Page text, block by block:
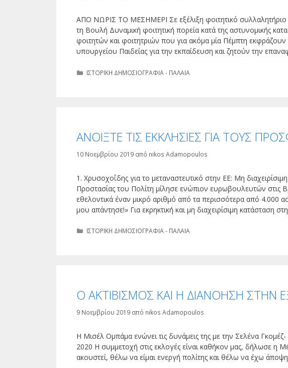
ΑΠΟ ΝΩΡΙΣ ΤΟ ΜΕΣΗΜΕΡΙ Σε εξέλιξη φοιτητικό
τη Βουλή Δυναμική φοιτητική πορεία κατά της αστυνομικής
φοιτητών και φοιτητριών που για ακόμα μία Πέμπτη
υπουργείου Παιδείας για την εκπαίδευση και ζητούν την
Κατηγορίες
ΙΣΤΟΡΙΚΗ ΔΗΜΟΣΙΟΓΡΑΦΙΑ - ΠΑΛΑΙΑ
ΑΝΟΙΞΤΕ ΤΙΣ ΕΚΚΛΗΣΙΕΣ ΓΙΑ ΤΟΥΣ
10 Νοεμβρίου 2019 από nikos Adamopoulos
1. Χρυσοχοΐδης για το μεταναστευτικό στην ΕΕ: Μη
Προστασίας του Πολίτη μίλησε ενώπιον ευρωβουλευτών στις
εθελοντικά έναν μικρό αριθμό από τα περισσότερα από 4.000
μου απάντησε!» Για εκρηκτική και μη διαχειρίσιμη κατάσταση
Κατηγορίες
ΙΣΤΟΡΙΚΗ ΔΗΜΟΣΙΟΓΡΑΦΙΑ - ΠΑΛΑΙΑ
Ο ΑΚΤΙΒΙΣΜΟΣ ΚΑΙ Η ΔΙΑΝΟΗΣΗ ΣΤΗΝ
9 Νοεμβρίου 2019 από nikos Adamopoulos
Η Μισέλ Ομπάμα ενώνει τις δυνάμεις της με την Σελένα
2020 Η συμμετοχή στις εκλογές είναι καθήκον μας, δήλωσε
ακουστεί, θέλω να είμαι ενεργή πολίτης και θέλω να έχω